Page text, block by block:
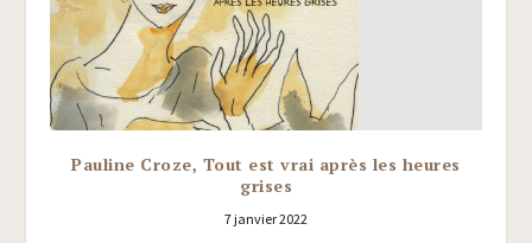
Pauline Croze, Tout est vrai après les heures
grises
7 janvier 2022